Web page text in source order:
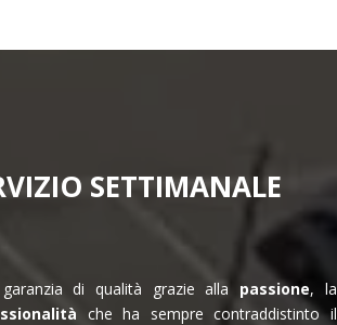
SETTIMANALE
di qualità grazie alla passione, la
che ha sempre contraddistinto il